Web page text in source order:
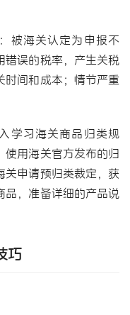
被海关认定为申报不
错误的税率，产生关税
时间和成本；情节严重
学习海关商品归类规
使用海关官方发布的归
关申请预归类裁定，获
品，准备详细的产品说
巧